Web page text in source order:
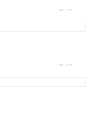
2021-02-21
2021-02-21